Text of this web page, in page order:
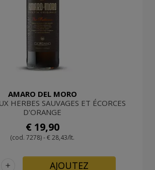
AMARO DEL MORO
HERBES SAUVAGES ET ÉCORCES
D'ORANGE
€ 19,90
(cod. 7278) - € 28,43/lt.
+ AJOUTEZ